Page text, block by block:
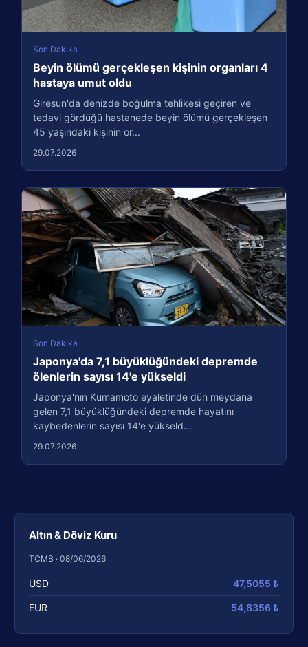
Altın & Döviz Kuru
TCMB · 08/06/2026
USD 47,5055 ₺
EUR 54,8356 ₺
Son Dakika
Beyin ölümü gerçekleşen kişinin organları 4
hastaya umut oldu
Giresun'da denizde boğulma tehlikesi geçiren ve
tedavi gördüğü hastanede beyin ölümü gerçekleşen
45 yaşındaki kişinin or...
29.07.2026
Son Dakika
Japonya'da 7,1 büyüklüğündeki depremde
ölenlerin sayısı 14'e yükseldi
Japonya'nın Kumamoto eyaletinde dün meydana
gelen 7,1 büyüklüğündeki depremde hayatını
kaybedenlerin sayısı 14'e yükseld...
29.07.2026